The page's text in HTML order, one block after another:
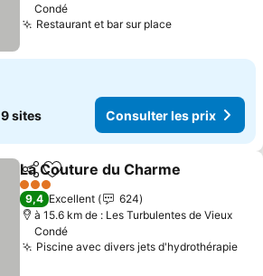
Condé
Restaurant et bar sur placeConsulter
9 sites Consulter les prix
PartagerAjouter à mes favoris
La Couture du Charme
3 Étoiles
9,4 Excellent
624
à 15.6 km de : Les Turbulentes de Vieux
Condé
Piscine avec divers jets d'hydrothérapie